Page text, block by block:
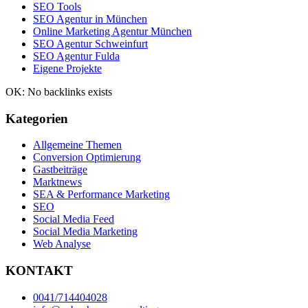
SEO Tools
SEO Agentur in München
Online Marketing Agentur München
SEO Agentur Schweinfurt
SEO Agentur Fulda
Eigene Projekte
OK: No backlinks exists
Kategorien
Allgemeine Themen
Conversion Optimierung
Gastbeiträge
Marktnews
SEA & Performance Marketing
SEO
Social Media Feed
Social Media Marketing
Web Analyse
KONTAKT
0041/714404028